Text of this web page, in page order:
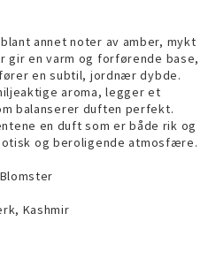
annet noter av amber, mykt
gir en varm og forførende base,
en subtil, jordnær dybde.
aroma, legger et
balanserer duften perfekt.
en duft som er både rik og
og beroligende atmosfære.
Kashmir